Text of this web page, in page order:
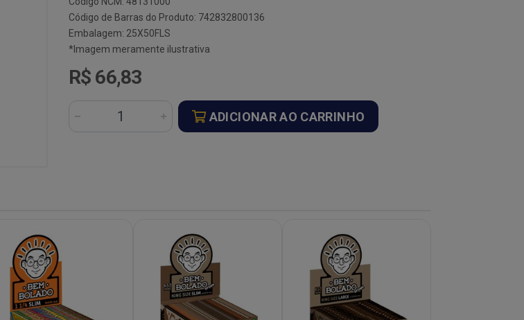
Código de Barras do Produto: 742832800136
Embalagem: 25X50FLS
*Imagem meramente ilustrativa
R$ 66,83
ADICIONAR AO CARRINHO